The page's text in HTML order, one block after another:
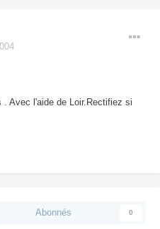
Avec l'aide de Loir.Rectifiez si
Abonnés 0